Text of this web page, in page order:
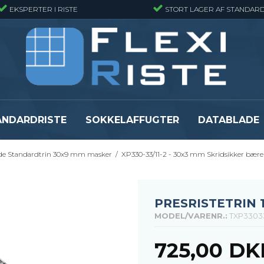
EKSPERTER I RISTE STORT LAGER AF
Presristmåtter
Fiberriste -
Fiberriste -
Se alle
SOKKELAFFUGTER DATABLADE
Standardtrin 30x9 mm masker / XP330-33/11-2 - 30x3 mm Skridsikker
MODEL/VARENR.:
725,00